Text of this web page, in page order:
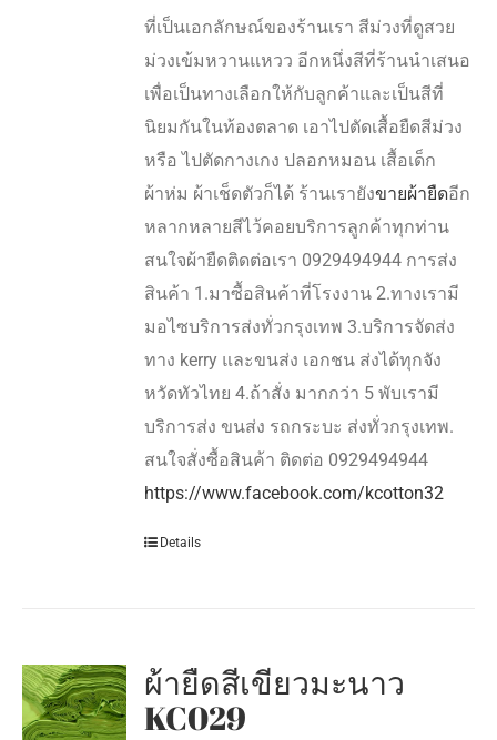
ที่เป็นเอกลักษณ์ของร้านเรา สีม่วงที่ดูสวย
ม่วงเข้มหวานแหวว อีกหนึ่งสีที่ร้านนำเสนอ
เพื่อเป็นทางเลือกให้กับลูกค้าและเป็นสีที่
นิยมกันในท้องตลาด เอาไปตัดเสื้อยืดสีม่วง
หรือ ไปตัดกางเกง ปลอกหมอน เสื้อเด็ก
ผ้าห่ม ผ้าเช็ดตัวก็ได้ ร้านเรายังขายผ้ายืดอีก
หลากหลายสีไว้คอยบริการลูกค้าทุกท่าน
สนใจผ้ายืดติดต่อเรา 0929494944 การส่ง
สินค้า 1.มาซื้อสินค้าที่โรงงาน 2.ทางเรามี
มอไซบริการส่งทั่วกรุงเทพ 3.บริการจัดส่ง
ทาง kerry และขนส่ง เอกชน ส่งได้ทุกจัง
หวัดทัวไทย 4.ถ้าสั่ง มากกว่า 5 พับเรามี
บริการส่ง ขนส่ง รถกระบะ ส่งทั่วกรุงเทพ.
สนใจสั่งซื้อสินค้า ติดต่อ 0929494944
https://www.facebook.com/kcotton32
Details
ผ้ายืดสีเขียวมะนาว
KC029